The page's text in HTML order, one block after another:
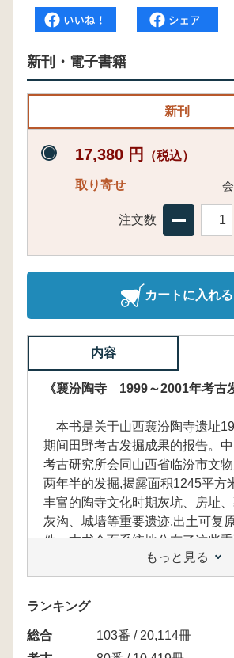
新刊・電子書籍
新刊
17,380 円 （税込）
取り寄せ
注文数
カートに入れる
内容
《襄汾陶寺 1999～2001年考古
本书是关于山西襄汾陶寺遗址
期间田野考古发掘成果的报告。
考古研究所会同山西省临汾市文
两年半的发掘,揭露面积1245平方
丰富的陶寺文化时期灰坑、房址、
灰沟、城墙等重要遗迹,出土可复
件。本书全面系统地公布了这些
是陶寺城址的重要发现。
おいて、1999年から2001年にか
た野外考古調査の成果をまとめた
もっと見る
ランキング
総合
103番 / 20,114冊